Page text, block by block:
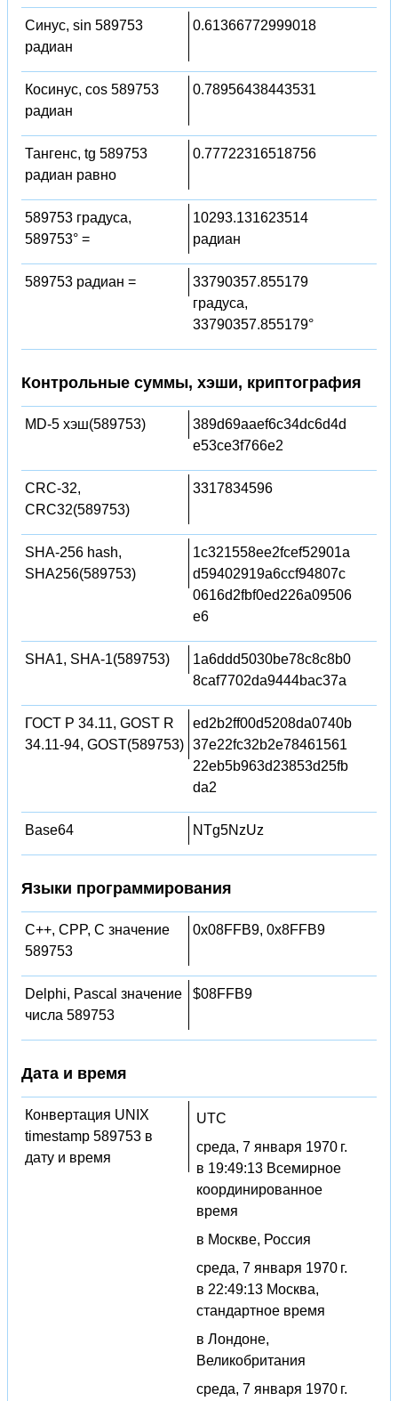
Синус, sin 589753
радиан
0.61366772999018
Косинус, cos 589753
радиан
0.78956438443531
Тангенс, tg 589753
радиан равно
0.77722316518756
589753 градуса,
589753° =
10293.131623514
радиан
589753 радиан =
33790357.855179
градуса,
33790357.855179°
Контрольные суммы, хэши, криптография
MD-5 хэш(589753)
389d69aaef6c34dc6d4d
e53ce3f766e2
CRC-32,
CRC32(589753)
3317834596
SHA-256 hash,
SHA256(589753)
1c321558ee2fcef52901a
d59402919a6ccf94807c
0616d2fbf0ed226a09506
e6
SHA1, SHA-1(589753)
1a6ddd5030be78c8c8b0
8caf7702da9444bac37a
ГОСТ Р 34.11, GOST R
34.11-94, GOST(589753)
ed2b2ff00d5208da0740b
37e22fc32b2e78461561
22eb5b963d23853d25fb
da2
Base64 NTg5NzUz
Языки программирования
C++, CPP, C значение
589753
0x08FFB9, 0x8FFB9
Delphi, Pascal значение
числа 589753
$08FFB9
Дата и время
Конвертация UNIX
timestamp 589753 в
дату и время
UTC
среда, 7 января 1970 г.
в 19:49:13 Всемирное
координированное
время
в Москве, Россия
среда, 7 января 1970 г.
в 22:49:13 Москва,
стандартное время
в Лондоне,
Великобритания
среда, 7 января 1970 г.